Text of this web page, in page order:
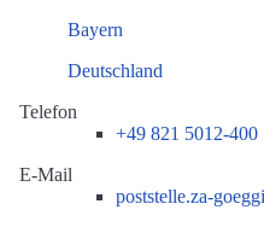
Bayern
Deutschland
Telefon
+49 821 5012-400
E-Mail
poststelle.za-